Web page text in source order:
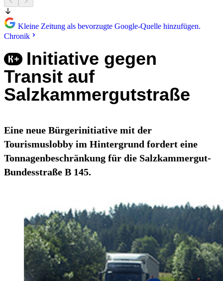
Kleine Zeitung als bevorzugte Google-Quelle hinzufügen.
Chronik
Initiative gegen
Transit auf
Salzkammergutstraße
Eine neue Bürgerinitiative mit der
Tourismuslobby im Hintergrund fordert eine
Tonnagenbeschränkung für die Salzkammergut-
Bundesstraße B 145.